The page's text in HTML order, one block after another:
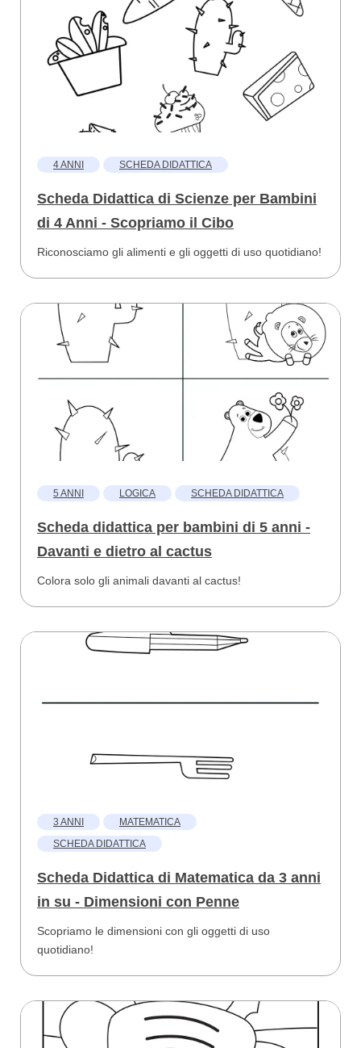
4 ANNI SCHEDA DIDATTICA
Scheda Didattica di Scienze per Bambini
di 4 Anni - Scopriamo il Cibo
Riconosciamo gli alimenti e gli oggetti di uso quotidiano!
5 ANNI LOGICA SCHEDA DIDATTICA
Scheda didattica per bambini di 5 anni -
Davanti e dietro al cactus
Colora solo gli animali davanti al cactus!
3 ANNI
MATEMATICA
SCHEDA DIDATTICA
Scheda Didattica di Matematica da 3 anni
in su - Dimensioni con Penne
Scopriamo le dimensioni con gli oggetti di uso
quotidiano!